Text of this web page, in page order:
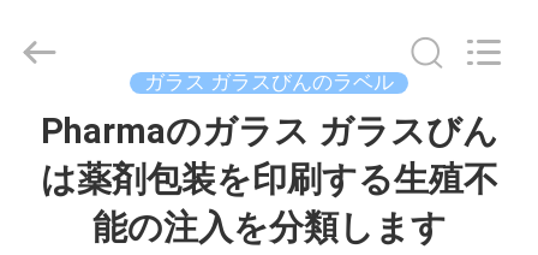
2017
(Xiamen)
ガラス ガラスびんのラベル
Pharmaのガラス ガラスびん
は薬剤包装を印刷する生殖不
能の注入を分類します